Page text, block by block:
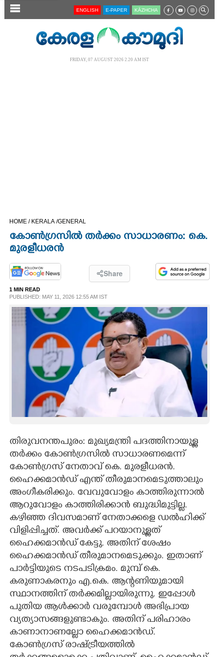
SECTIONS
OPINION
LIFESTYLE
SPIRITUAL
INFO+
CARTOONS
LITERATURE
ZOOM
CONTACT US
ENGLISH E-PAPER KĀZHCHA
FRIDAY, 07 AUGUST 2026 2.20 AM IST
HOME / KERALA /GENERAL
കോൺഗ്രസിൽ തർക്കം സാധാരണം: കെ.
മുരളീധരൻ
Share
1 MIN READ
PUBLISHED: MAY 11, 2026 12:55 AM IST
തിരുവനന്തപുരം: മുഖ്യമന്ത്രി പദത്തിനായുള്ള
തർക്കം കോൺഗ്രസിൽ സാധാരണമെന്ന്
കോൺഗ്രസ് നേതാവ് കെ. മുരളീധരൻ.
ഹൈക്കമാൻഡ് എന്ത് തീരുമാനമെടുത്താലും
അംഗീകരിക്കും. വേവുവോളം കാത്തിരുന്നാൽ
ആറുവോളം കാത്തിരിക്കാൻ ബുദ്ധിമുട്ടില്ല.
കഴിഞ്ഞ ദിവസമാണ് നേതാക്കളെ ഡൽഹിക്ക്
വിളിപ്പിച്ചത്. അവർക്ക് പറയാനുള്ളത്
ഹൈക്കമാൻഡ് കേട്ടു. അതിന് ശേഷം
ഹൈക്കമാൻഡ് തീരുമാനമെടുക്കും. ഇതാണ്
പാർട്ടിയുടെ നടപടിക്രമം. മുമ്പ് കെ.
കരുണാകരനും എ.കെ. ആന്റണിയുമായി
സ്ഥാനത്തിന് തർക്കമില്ലായിരുന്നു. ഇപ്പോൾ
പുതിയ ആൾക്കാർ വരുമ്പോൾ അഭിപ്രായ
വ്യത്യാസങ്ങളുണ്ടാകും. അതിന് പരിഹാരം
കാണാനാണല്ലോ ഹൈക്കമാൻഡ്.
കോൺഗ്രസ് രാഷ്ട്രീയത്തിൽ